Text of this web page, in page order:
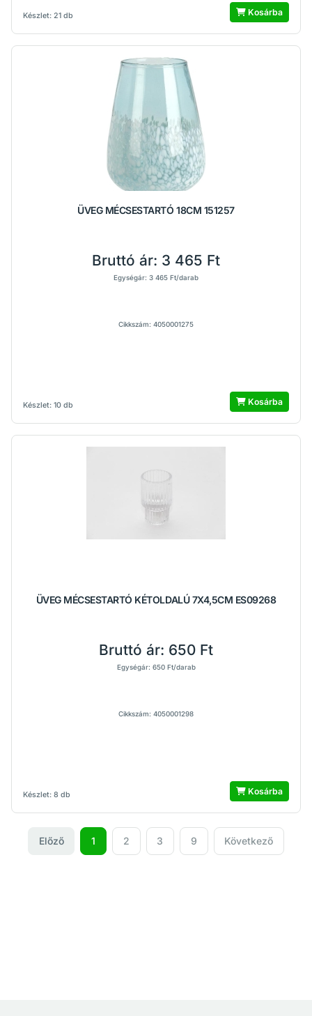
Készlet: 21 db Kosárba
ÜVEG MÉCSESTARTÓ 18CM 151257
Készlet: 10 db
Bruttó ár: 3 465 Ft
Egységár: 3 465 Ft/darab
Cikkszám: 4050001275
Kosárba
ÜVEG MÉCSESTARTÓ KÉTOLDALÚ 7X4,5CM ES09268
Készlet: 8 db
Bruttó ár: 650 Ft
Egységár: 650 Ft/darab
Cikkszám: 4050001298
Kosárba
Előző 1 2 3 9 Következő